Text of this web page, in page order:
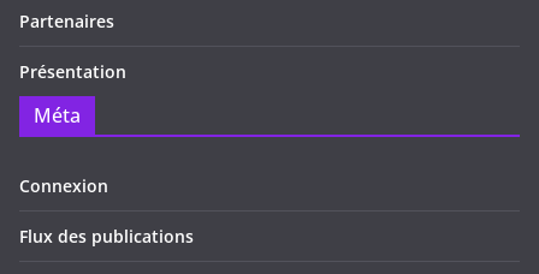
Partenaires
Présentation
Méta
Connexion
Flux des publications